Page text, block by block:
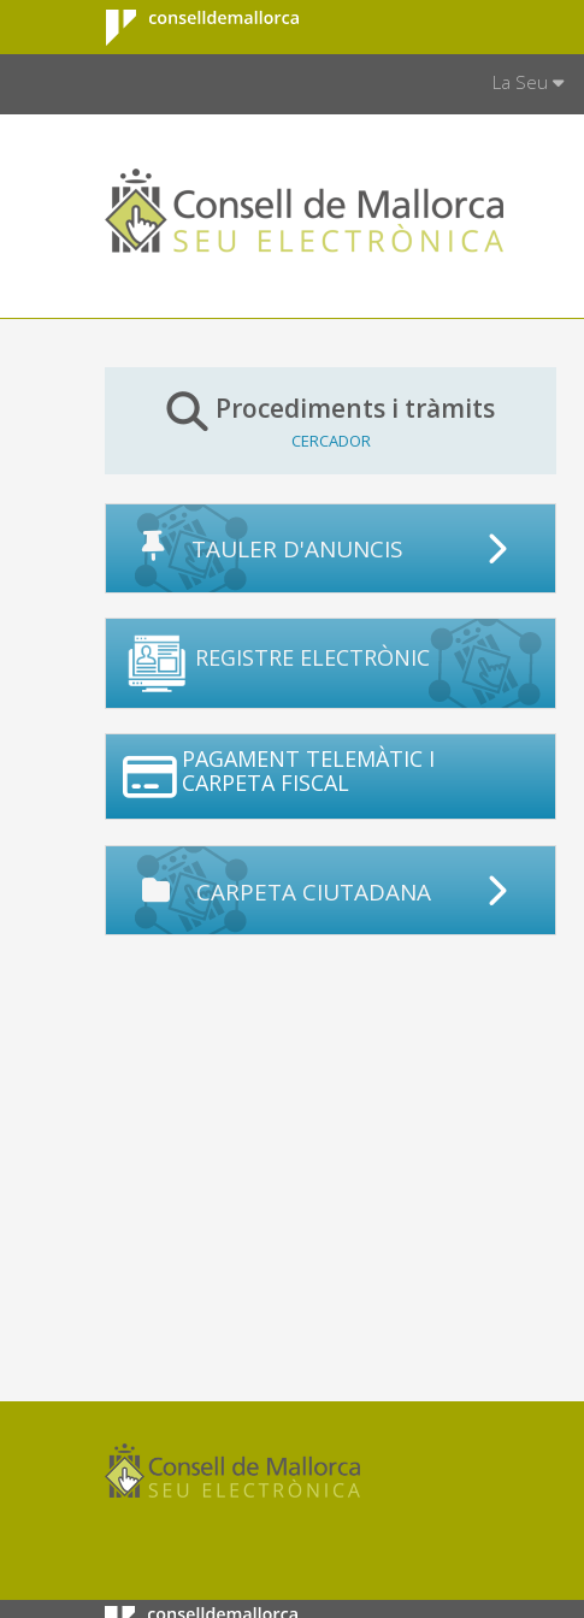
Salta al contingut principal
Consell de
Mallorca
La Seu
Procediments i tràmits
CERCADOR
TAULER D'ANUNCIS
REGISTRE ELECTRÒNIC
PAGAMENT TELEMÀTIC I
CARPETA FISCAL
CARPETA CIUTADANA